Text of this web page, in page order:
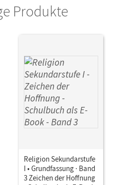
Produkte
Religion Sekundarstufe
I • Grundfassung · Band
3 Zeichen der Hoffnung